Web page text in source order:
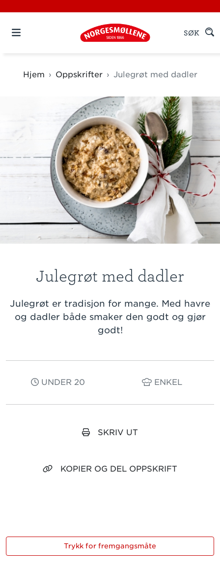
SØK
Hjem Oppskrifter Julegrøt med dadler
Julegrøt med dadler
Julegrøt er tradisjon for mange. Med havre
og dadler både smaker den godt og gjør
godt!
UNDER 20 ENKEL
SKRIV UT
KOPIER OG DEL OPPSKRIFT
Trykk for fremgangsmåte